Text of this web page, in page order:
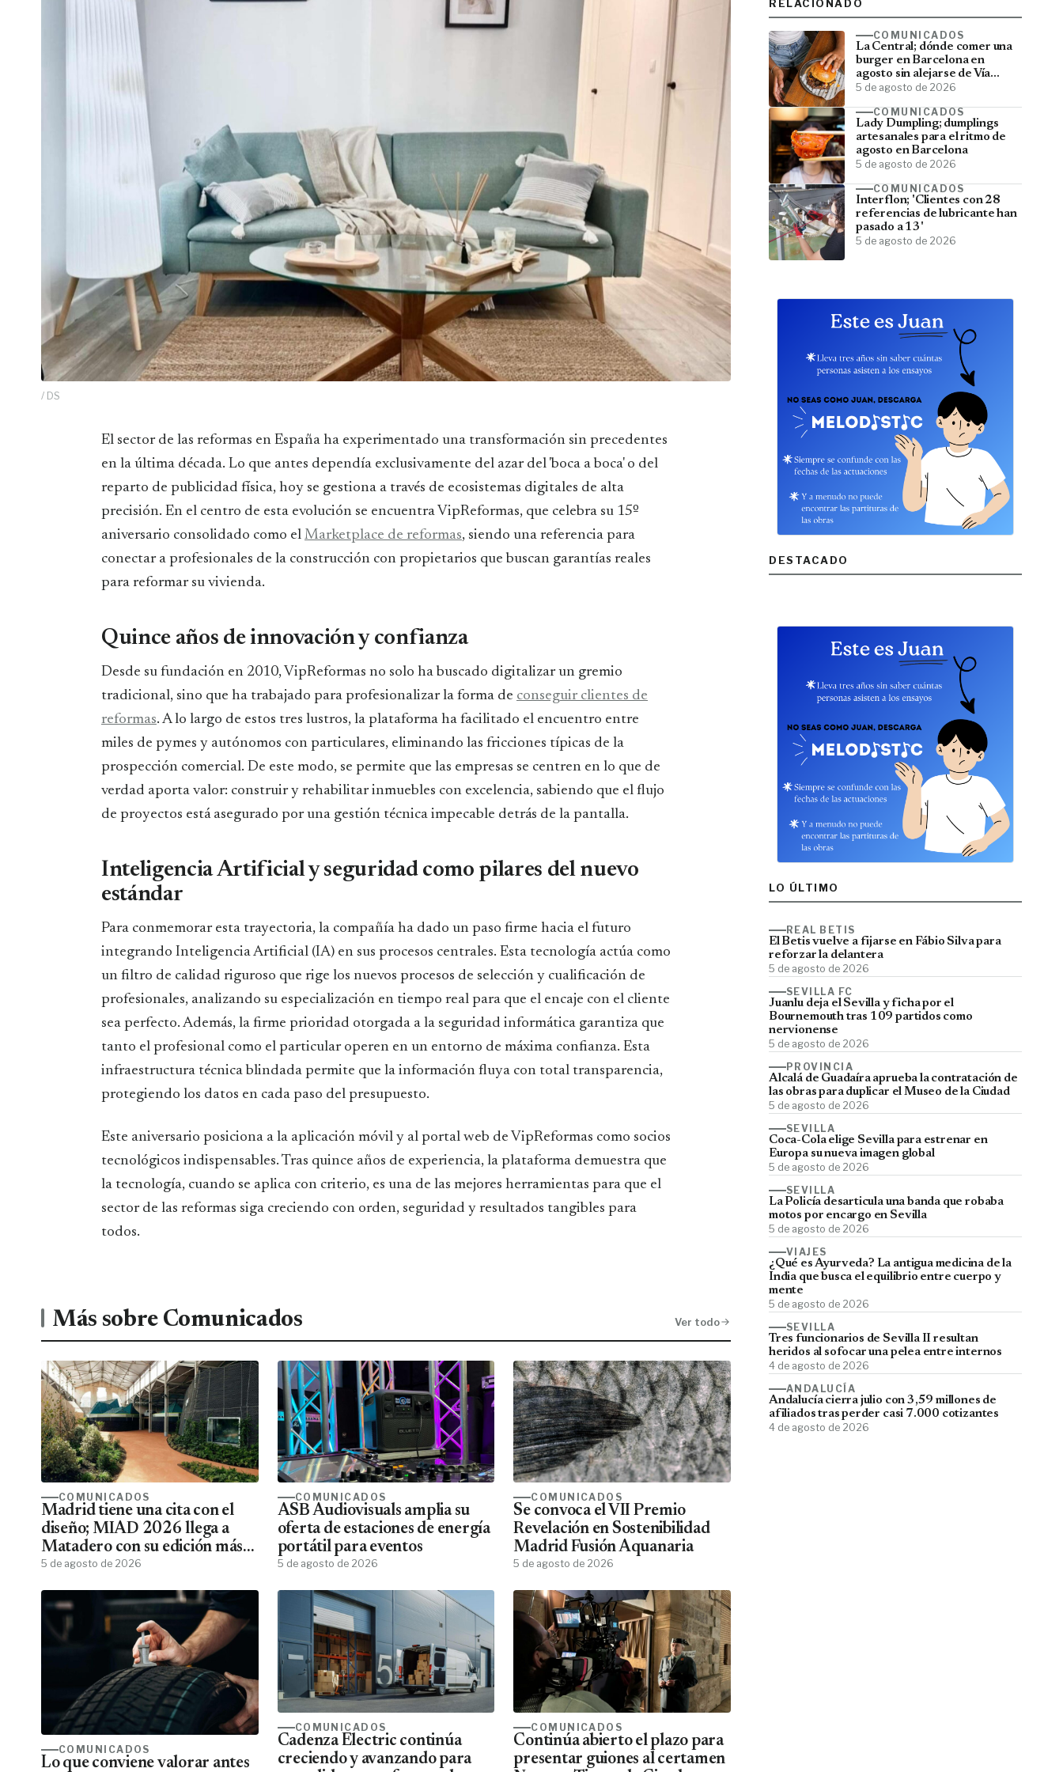
/ DS
El sector de las reformas en España ha experimentado una transformación sin precedentes
en la última década. Lo que antes dependía exclusivamente del azar del 'boca a boca' o del
reparto de publicidad física, hoy se gestiona a través de ecosistemas digitales de alta
precisión. En el centro de esta evolución se encuentra VipReformas, que celebra su 15º
aniversario consolidado como el Marketplace de reformas, siendo una referencia para
conectar a profesionales de la construcción con propietarios que buscan garantías reales
para reformar su vivienda.
Quince años de innovación y confianza
Desde su fundación en 2010, VipReformas no solo ha buscado digitalizar un gremio
tradicional, sino que ha trabajado para profesionalizar la forma de conseguir clientes de
reformas. A lo largo de estos tres lustros, la plataforma ha facilitado el encuentro entre
miles de pymes y autónomos con particulares, eliminando las fricciones típicas de la
prospección comercial. De este modo, se permite que las empresas se centren en lo que de
verdad aporta valor: construir y rehabilitar inmuebles con excelencia, sabiendo que el flujo
de proyectos está asegurado por una gestión técnica impecable detrás de la pantalla.
Inteligencia Artificial y seguridad como pilares del nuevo
estándar
Para conmemorar esta trayectoria, la compañía ha dado un paso firme hacia el futuro
integrando Inteligencia Artificial (IA) en sus procesos centrales. Esta tecnología actúa como
un filtro de calidad riguroso que rige los nuevos procesos de selección y cualificación de
profesionales, analizando su especialización en tiempo real para que el encaje con el cliente
sea perfecto. Además, la firme prioridad otorgada a la seguridad informática garantiza que
tanto el profesional como el particular operen en un entorno de máxima confianza. Esta
infraestructura técnica blindada permite que la información fluya con total transparencia,
protegiendo los datos en cada paso del presupuesto.
Este aniversario posiciona a la aplicación móvil y al portal web de VipReformas como socios
tecnológicos indispensables. Tras quince años de experiencia, la plataforma demuestra que
la tecnología, cuando se aplica con criterio, es una de las mejores herramientas para que el
sector de las reformas siga creciendo con orden, seguridad y resultados tangibles para
todos.
Más sobre Comunicados Ver todo
COMUNICADOS
Madrid tiene una cita con el
diseño; MIAD 2026 llega a
Matadero con su edición más
ambiciosa
5 de agosto de 2026
COMUNICADOS
ASB Audiovisuals amplia su
oferta de estaciones de energía
portátil para eventos
5 de agosto de 2026
COMUNICADOS
Se convoca el VII Premio
Revelación en Sostenibilidad
Madrid Fusión Aquanaria
5 de agosto de 2026
COMUNICADOS
Lo que conviene valorar antes
COMUNICADOS
Cadenza Electric continúa
creciendo y avanzando para
COMUNICADOS
Continúa abierto el plazo para
presentar guiones al certamen
RELACIONADO
COMUNICADOS
La Central; dónde comer una
burger en Barcelona en
agosto sin alejarse de Vía
Laietana
5 de agosto de 2026
COMUNICADOS
Lady Dumpling; dumplings
artesanales para el ritmo de
agosto en Barcelona
5 de agosto de 2026
COMUNICADOS
Interflon; 'Clientes con 28
referencias de lubricante han
pasado a 13'
5 de agosto de 2026
DESTACADO
LO ÚLTIMO
REAL BETIS
El Betis vuelve a fijarse en Fábio Silva para
reforzar la delantera
5 de agosto de 2026
SEVILLA FC
Juanlu deja el Sevilla y ficha por el
Bournemouth tras 109 partidos como
nervionense
5 de agosto de 2026
PROVINCIA
Alcalá de Guadaíra aprueba la contratación de
las obras para duplicar el Museo de la Ciudad
5 de agosto de 2026
SEVILLA
Coca-Cola elige Sevilla para estrenar en
Europa su nueva imagen global
5 de agosto de 2026
SEVILLA
La Policía desarticula una banda que robaba
motos por encargo en Sevilla
5 de agosto de 2026
VIAJES
¿Qué es Ayurveda? La antigua medicina de la
India que busca el equilibrio entre cuerpo y
mente
5 de agosto de 2026
SEVILLA
Tres funcionarios de Sevilla II resultan
heridos al sofocar una pelea entre internos
4 de agosto de 2026
ANDALUCÍA
Andalucía cierra julio con 3,59 millones de
afiliados tras perder casi 7.000 cotizantes
4 de agosto de 2026